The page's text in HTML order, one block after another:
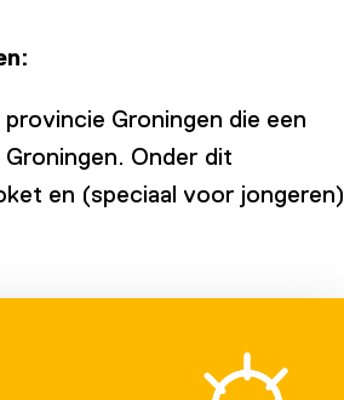
Groningen die een
Onder dit
en (speciaal voor jongeren)